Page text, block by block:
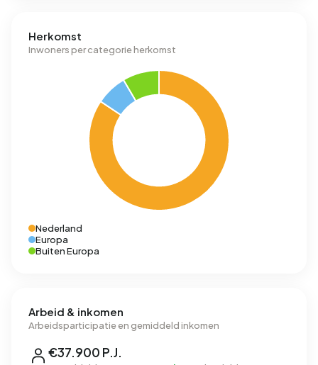
Herkomst
Inwoners per categorie herkomst
Nederland
Europa
Buiten Europa
Arbeid & inkomen
Arbeidsparticipatie en gemiddeld inkomen
€37.900 P.J.